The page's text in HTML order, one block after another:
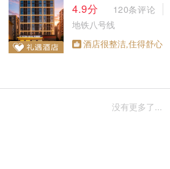
4.9分
120条评论
地铁八号线
酒店很整洁,住得舒心
没有更多了...